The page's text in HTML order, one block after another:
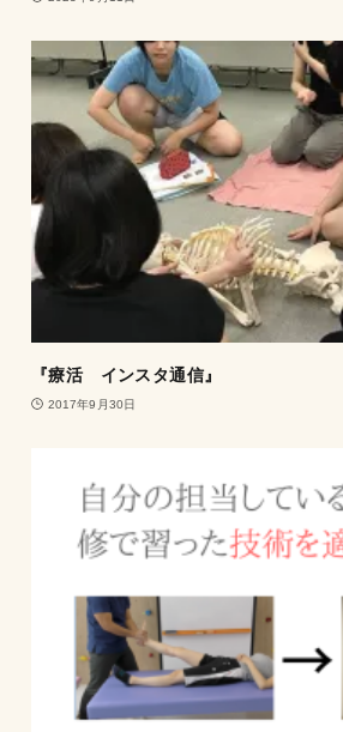
『療活 インスタ通信』
2017年9月30日